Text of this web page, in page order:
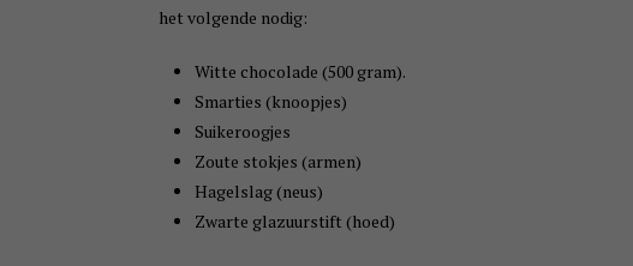
het volgende nodig:
Witte chocolade (500 gram).
Smarties (knoopjes)
Suikeroogjes
Zoute stokjes (armen)
Hagelslag (neus)
Zwarte glazuurstift (hoed)